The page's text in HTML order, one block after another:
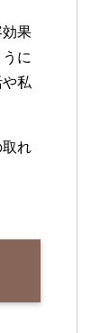
果
に
私
れ